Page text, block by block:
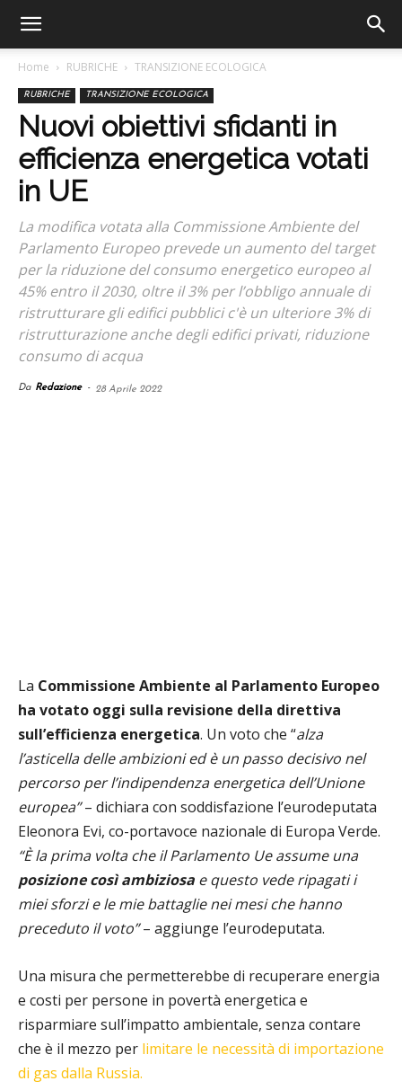
Home RUBRICHE TRANSIZIONE ECOLOGICA
RUBRICHE TRANSIZIONE ECOLOGICA
Nuovi obiettivi sfidanti in
efficienza energetica votati
in UE
La modifica votata alla Commissione Ambiente del
Parlamento Europeo prevede un aumento del target
per la riduzione del consumo energetico europeo al
45% entro il 2030, oltre il 3% per l’obbligo annuale di
ristrutturare gli edifici pubblici c'è un ulteriore 3% di
ristrutturazione anche degli edifici privati, riduzione
consumo di acqua
Da Redazione - 28 Aprile 2022
La Commissione Ambiente al Parlamento Europeo
ha votato oggi sulla revisione della direttiva
sull’efficienza energetica. Un voto che “alza
l’asticella delle ambizioni ed è un passo decisivo nel
percorso per l’indipendenza energetica dell’Unione
europea”– dichiara con soddisfazione l’eurodeputata
Eleonora Evi, co-portavoce nazionale di Europa Verde.
“È la prima volta che il Parlamento Ue assume una
posizione così ambiziosa e questo vede ripagati i
miei sforzi e le mie battaglie nei mesi che hanno
preceduto il voto”– aggiunge l’eurodeputata.
Una misura che permetterebbe di recuperare energia
e costi per persone in povertà energetica e
risparmiare sull’impatto ambientale, senza contare
che è il mezzo per limitare le necessità di importazione
di gas dalla Russia.